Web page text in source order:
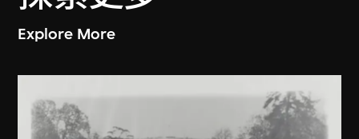
Explore More